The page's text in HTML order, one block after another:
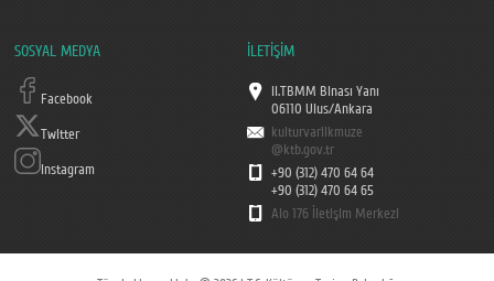
SOSYAL MEDYA
Facebook
Twitter
Instagram
İLETİŞİM
II.TBMM Binası Yanı
06110 Ulus/Ankara
kulturvarlikmuze
@ktb.gov.tr
+90 (312) 470 64 64
+90 (312) 470 64 65
Alo 176 İletişim Merkezi